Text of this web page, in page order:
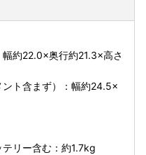
約22.0×奥行約21.3×高さ
ト含まず）：幅約24.5×
リー含む：約1.7kg